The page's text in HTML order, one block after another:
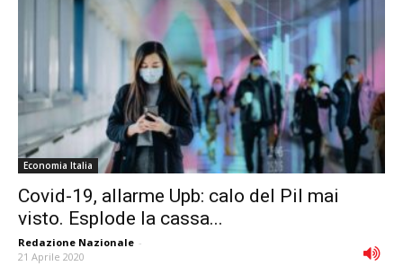
Economia Italia
Covid-19, allarme Upb: calo del Pil mai
visto. Esplode la cassa...
Redazione Nazionale -
21 Aprile 2020